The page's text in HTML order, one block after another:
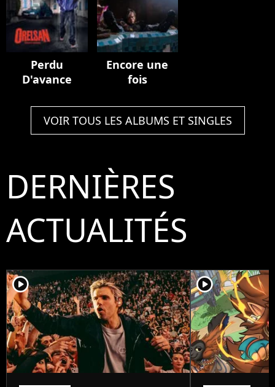
Perdu
D'avance
Encore une
fois
VOIR TOUS LES ALBUMS ET SINGLES
DERNIÈRES
ACTUALITÉS
player2 player2